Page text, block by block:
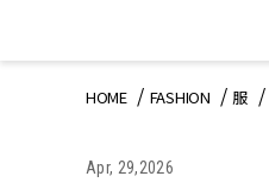
HOME FASHION 服
Apr, 29,2026